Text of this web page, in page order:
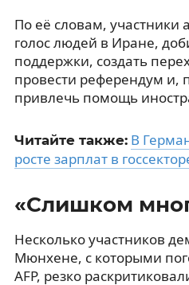
По её словам, участники
голос людей в Иране,
поддержки, создать
провести референдум и,
привлечь помощь
Читайте также: В
росте зарплат в
«Слишком
Несколько участников
Мюнхене, с которыми
AFP, резко